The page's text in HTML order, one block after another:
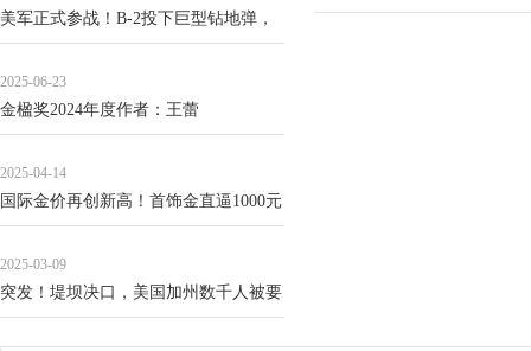
美军正式参战！B-2投下巨型钻地弹，
多_飞行
2025-06-23
金楹奖2024年度作者：王蕾
2025-04-14
国际金价再创新高！首饰金直逼1000元
2025-03-09
突发！堤坝决口，美国加州数千人被要